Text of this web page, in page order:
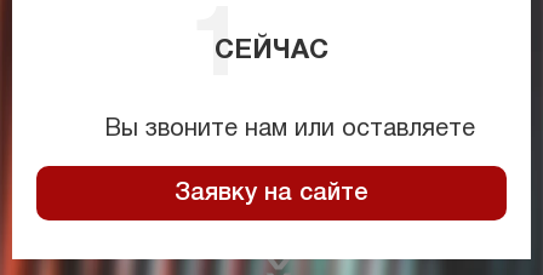
СЕЙЧАС
Вы звоните нам или оставляете
Заявку на сайте